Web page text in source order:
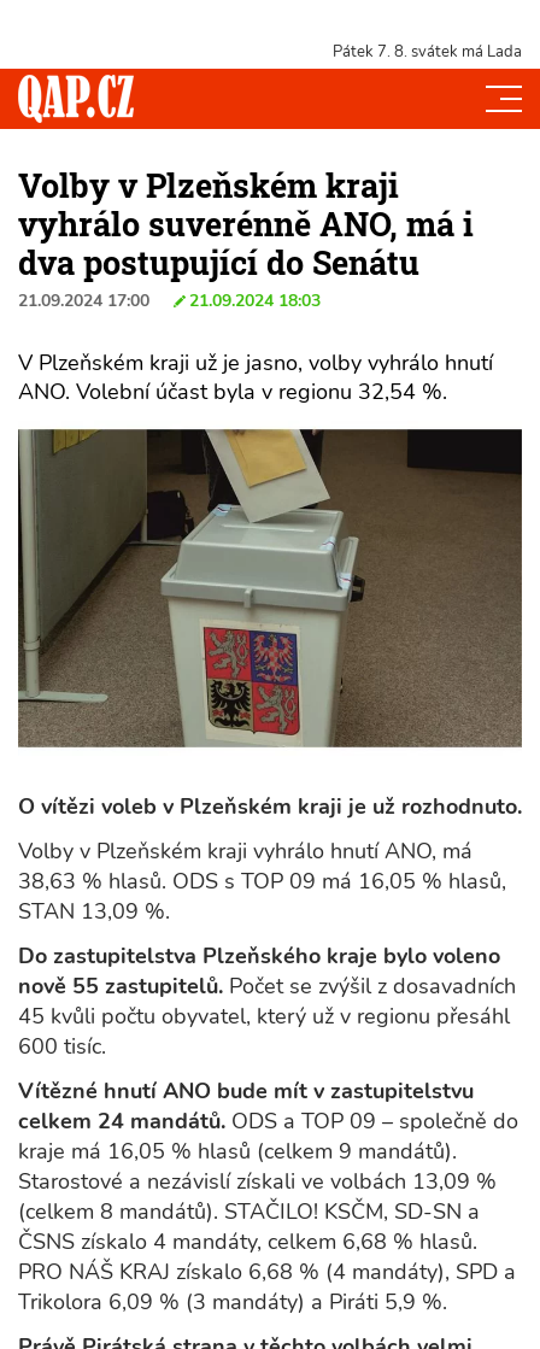
Pátek 7. 8. svátek má Lada
Volby v Plzeňském kraji
vyhrálo suverénně ANO, má i
dva postupující do Senátu
21.09.2024 17:00 21.09.2024 18:03
V Plzeňském kraji už je jasno, volby vyhrálo hnutí
ANO. Volební účast byla v regionu 32,54 %.
O vítězi voleb v Plzeňském kraji je už rozhodnuto.
Volby v Plzeňském kraji vyhrálo hnutí ANO, má
38,63 % hlasů. ODS s TOP 09 má 16,05 % hlasů,
STAN 13,09 %.
Do zastupitelstva Plzeňského kraje bylo voleno
nově 55 zastupitelů. Počet se zvýšil z dosavadních
45 kvůli počtu obyvatel, který už v regionu přesáhl
600 tisíc.
Vítězné hnutí ANO bude mít v zastupitelstvu
celkem 24 mandátů. ODS a TOP 09 – společně do
kraje má 16,05 % hlasů (celkem 9 mandátů).
Starostové a nezávislí získali ve volbách 13,09 %
(celkem 8 mandátů). STAČILO! KSČM, SD-SN a
ČSNS získalo 4 mandáty, celkem 6,68 % hlasů.
PRO NÁŠ KRAJ získalo 6,68 % (4 mandáty), SPD a
Trikolora 6,09 % (3 mandáty) a Piráti 5,9 %.